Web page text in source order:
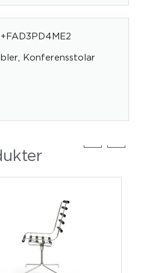
Konferensstolar